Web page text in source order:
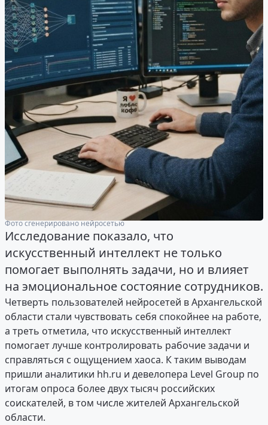
Фото сгенерировано нейросетью
Исследование показало, что
искусственный интеллект не только
помогает выполнять задачи, но и влияет
на эмоциональное состояние сотрудников.
Четверть пользователей нейросетей в Архангельской
области стали чувствовать себя спокойнее на работе,
а треть отметила, что искусственный интеллект
помогает лучше контролировать рабочие задачи и
справляться с ощущением хаоса. К таким выводам
пришли аналитики hh.ru и девелопера Level Group по
итогам опроса более двух тысяч российских
соискателей, в том числе жителей Архангельской
области.